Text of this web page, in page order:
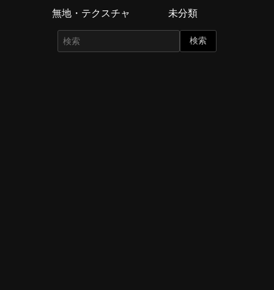
無地・テクスチャ 未分類